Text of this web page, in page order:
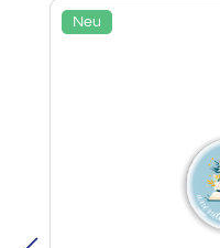
Produktgalerie überspringen
Neu